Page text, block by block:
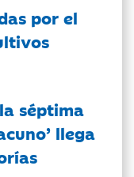
por el
séptima
llega